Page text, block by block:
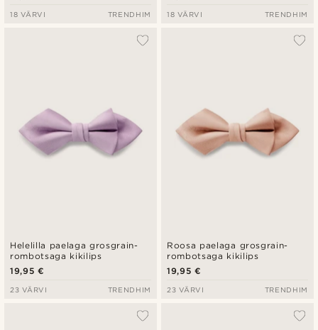
18 VÄRVI TRENDHIM 18 VÄRVI TRENDHIM
Helelilla paelaga grosgrain-
rombotsaga kikilips
19,95 €
23 VÄRVI TRENDHIM
Roosa paelaga grosgrain-
rombotsaga kikilips
19,95 €
23 VÄRVI TRENDHIM